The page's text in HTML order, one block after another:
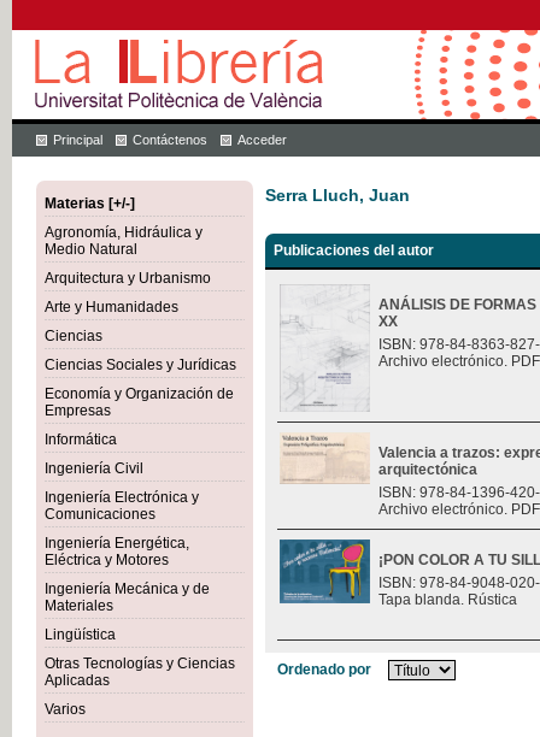
Principal Contáctenos Acceder
Materias [+/-]
Agronomía, Hidráulica y
Medio Natural
Arquitectura y Urbanismo
Arte y Humanidades
Ciencias
Ciencias Sociales y Jurídicas
Economía y Organización de
Empresas
Informática
Ingeniería Civil
Ingeniería Electrónica y
Comunicaciones
Ingeniería Energética,
Eléctrica y Motores
Ingeniería Mecánica y de
Materiales
Lingüística
Otras Tecnologías y Ciencias
Aplicadas
Varios
Serra Lluch, Juan
Publicaciones del autor
ANÁLISIS DE
XX
ISBN: 978-84-8363-
Archivo electrónico.
Valencia a trazos:
arquitectónica
ISBN: 978-84-1396-
Archivo electrónico.
¡PON COLOR A TU
ISBN: 978-84-9048-
Tapa blanda. Rústica
Ordenado por